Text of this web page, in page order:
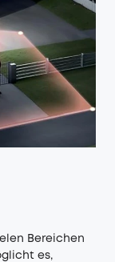
Bereichen
es,